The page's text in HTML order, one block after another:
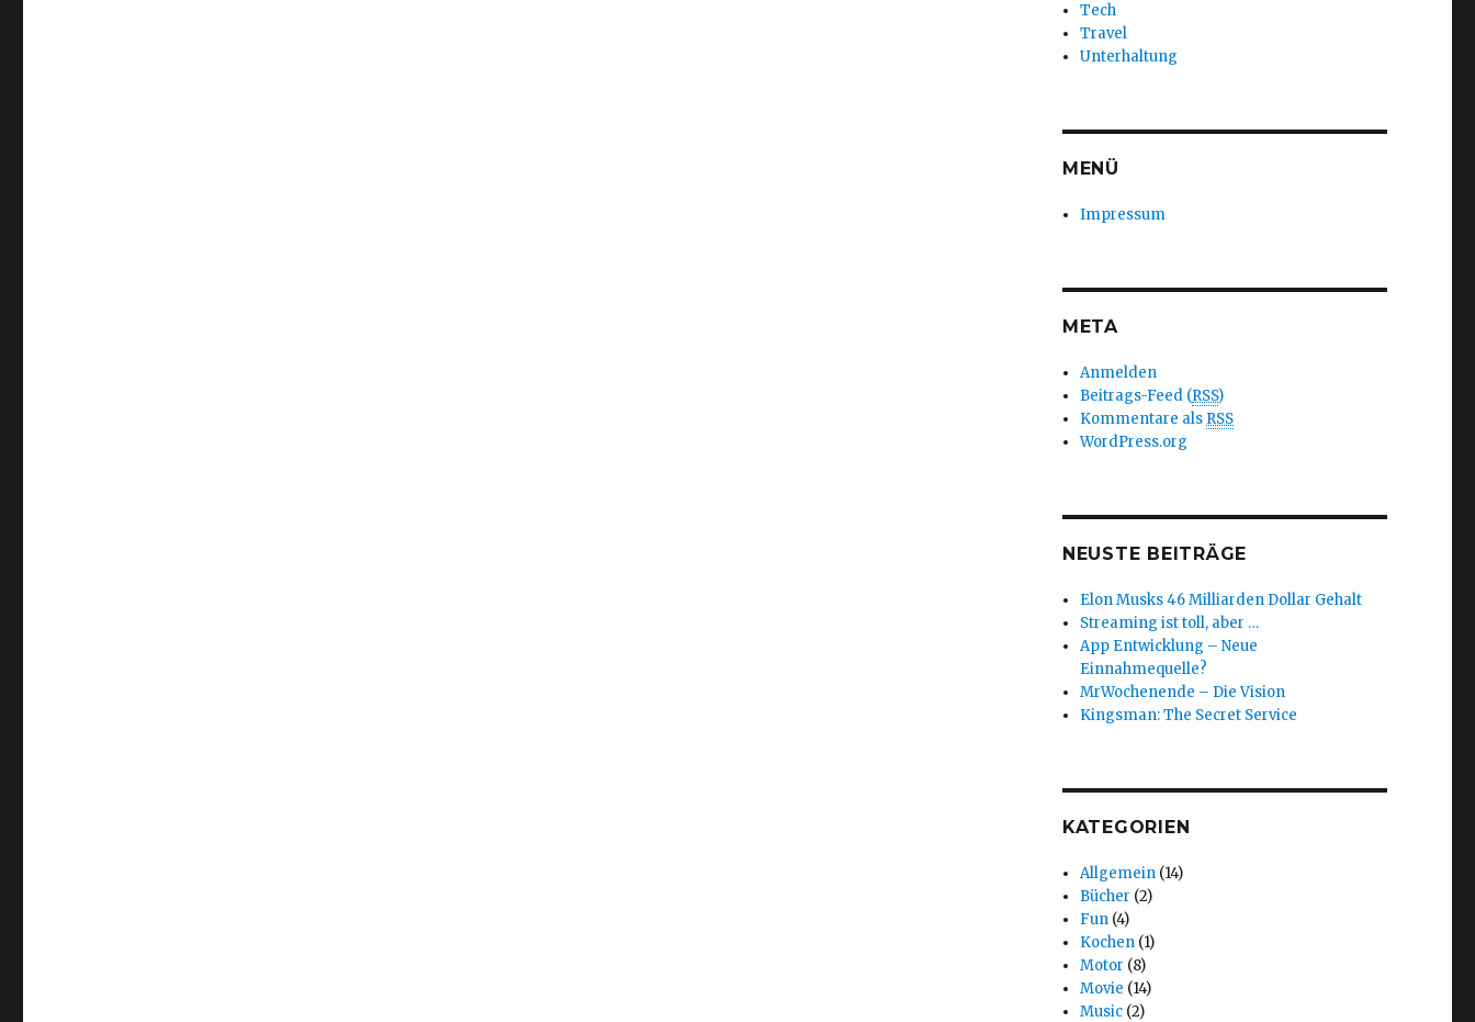
Tech
Travel
Unterhaltung
MENÜ
Impressum
META
Anmelden
Beitrags-Feed (RSS)
Kommentare als RSS
WordPress.org
NEUSTE BEITRÄGE
Elon Musks 46 Milliarden Dollar Gehalt
Streaming ist toll, aber …
App Entwicklung – Neue
Einnahmequelle?
MrWochenende – Die Vision
Kingsman: The Secret Service
KATEGORIEN
Allgemein (14)
Bücher (2)
Fun (4)
Kochen (1)
Motor (8)
Movie (14)
Music (2)